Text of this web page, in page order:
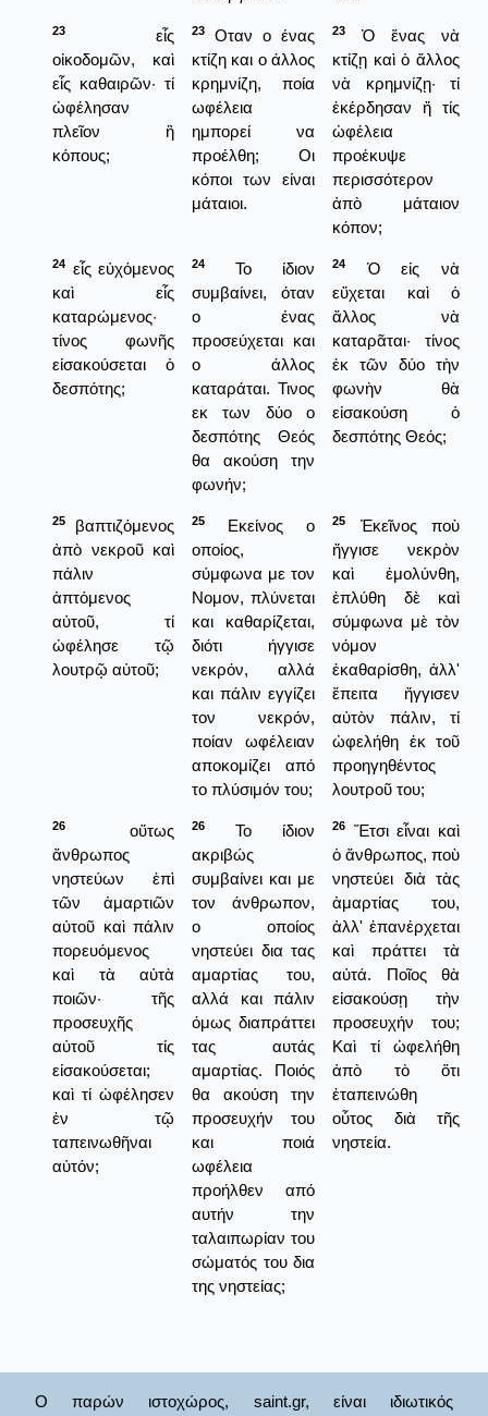
23
εἷς
οἰκοδομῶν, καὶ
εἷς καθαιρῶν· τί
ὠφέλησαν
πλεῖον ἢ
κόπους;
23
Οταν ο ένας
κτίζη και ο άλλος
κρημνίζη, ποία
ωφέλεια
ημπορεί να
προέλθη; Οι
κόποι των είναι
μάταιοι.
23
Ὁ ἕνας νὰ
κτίζῃ καὶ ὁ ἄλλος
νὰ κρημνίζῃ· τί
ἐκέρδησαν ἤ τίς
ὠφέλεια
προέκυψε
περισσότερον
ἀπὸ μάταιον
κόπον;
24 εἷς εὐχόμενος
καὶ εἷς
καταρώμενος·
τίνος φωνῆς
εἰσακούσεται ὁ
δεσπότης;
24
Το ίδιον
συμβαίνει, όταν
ο ένας
προσεύχεται και
ο άλλος
καταράται. Τινος
εκ των δύο ο
δεσπότης Θεός
θα ακούση την
φωνήν;
24
Ὁ εἰς νὰ
εὔχεται καὶ ὁ
ἄλλος νὰ
καταρᾶται· τίνος
ἐκ τῶν δύο τὴν
φωνὴν θὰ
εἰσακούση ὁ
δεσπότης Θεός;
25
βαπτιζόμενος
ἀπὸ νεκροῦ καὶ
πάλιν
ἁπτόμενος
αὐτοῦ, τί
ὠφέλησε τῷ
λουτρῷ αὐτοῦ;
25
Εκείνος ο
οποίος,
σύμφωνα με τον
Νομον, πλύνεται
και καθαρίζεται,
διότι ήγγισε
νεκρόν, αλλά
και πάλιν εγγίζει
τον νεκρόν,
ποίαν ωφέλειαν
αποκομίζει από
το πλύσιμόν του;
25
Ἐκεῖνος ποὺ
ἤγγισε νεκρὸν
καὶ ἐμολύνθη,
ἐπλύθη δὲ καὶ
σύμφωνα μὲ τὸν
νόμον
ἐκαθαρίσθη, ἀλλ'
ἔπειτα ἤγγισεν
αὐτὸν πάλιν, τί
ὠφελήθη ἐκ τοῦ
προηγηθέντος
λουτροῦ του;
26
οὕτως
ἄνθρωπος
νηστεύων ἐπὶ
τῶν ἁμαρτιῶν
αὐτοῦ καὶ πάλιν
πορευόμενος
καὶ τὰ αὐτὰ
ποιῶν· τῆς
προσευχῆς
αὐτοῦ τίς
εἰσακούσεται;
καὶ τί ὠφέλησεν
ἐν τῷ
ταπεινωθῆναι
αὐτόν;
26
Το ίδιον
ακριβώς
συμβαίνει και με
τον άνθρωπον,
ο οποίος
νηστεύει δια τας
αμαρτίας του,
αλλά και πάλιν
όμως διαπράττει
τας αυτάς
αμαρτίας. Ποιός
θα ακούση την
προσευχήν του
και ποιά
ωφέλεια
προήλθεν από
αυτήν την
ταλαιπωρίαν του
σώματός του δια
της νηστείας;
26
Ἔτσι εἶναι καὶ
ὁ ἄνθρωπος, ποὺ
νηστεύει διὰ τὰς
ἁμαρτίας του,
ἀλλ' ἐπανέρχεται
καὶ πράττει τὰ
αὐτά. Ποῖος θὰ
εἰσακούσῃ τὴν
προσευχήν του;
Καὶ τί ὠφελήθη
ἀπὸ τὸ ὅτι
ἐταπεινώθη
οὗτος διὰ τῆς
νηστεία.
Ο παρών ιστοχώρος, saint.gr, είναι ιδιωτικός